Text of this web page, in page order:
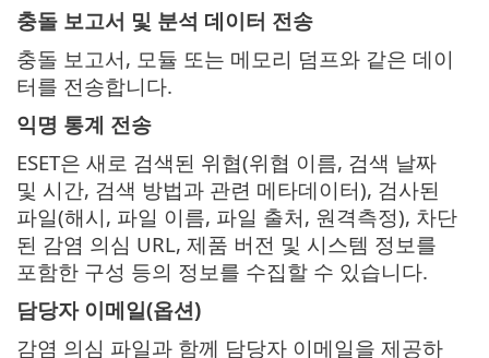
충돌 보고서 및 분석 데이터 전송
충돌 보고서, 모듈 또는 메모리 덤프와 같은 데이
터를 전송합니다.
익명 통계 전송
ESET은 새로 검색된 위협(위협 이름, 검색 날짜
및 시간, 검색 방법과 관련 메타데이터), 검사된
파일(해시, 파일 이름, 파일 출처, 원격측정), 차단
된 감염 의심 URL, 제품 버전 및 시스템 정보를
포함한 구성 등의 정보를 수집할 수 있습니다.
담당자 이메일(옵션)
감염 의심 파일과 함께 담당자 이메일을 제공하